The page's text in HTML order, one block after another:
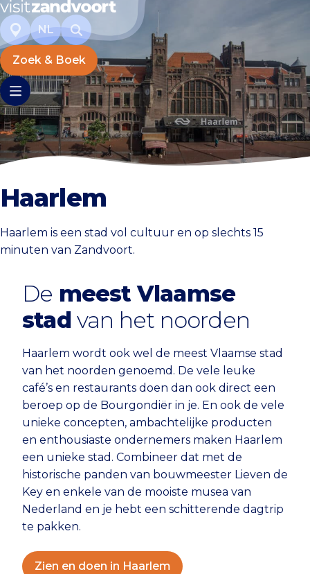
NL
Zoek & Boek
Haarlem
Haarlem is een stad vol cultuur en op slechts 15
minuten van Zandvoort.
De meest Vlaamse
stad van het noorden
Haarlem wordt ook wel de meest Vlaamse stad
van het noorden genoemd. De vele leuke
café’s en restaurants doen dan ook direct een
beroep op de Bourgondiër in je. En ook de vele
unieke concepten, ambachtelijke producten
en enthousiaste ondernemers maken Haarlem
een unieke stad. Combineer dat met de
historische panden van bouwmeester Lieven de
Key en enkele van de mooiste musea van
Nederland en je hebt een schitterende dagtrip
te pakken.
Zien en doen in Haarlem